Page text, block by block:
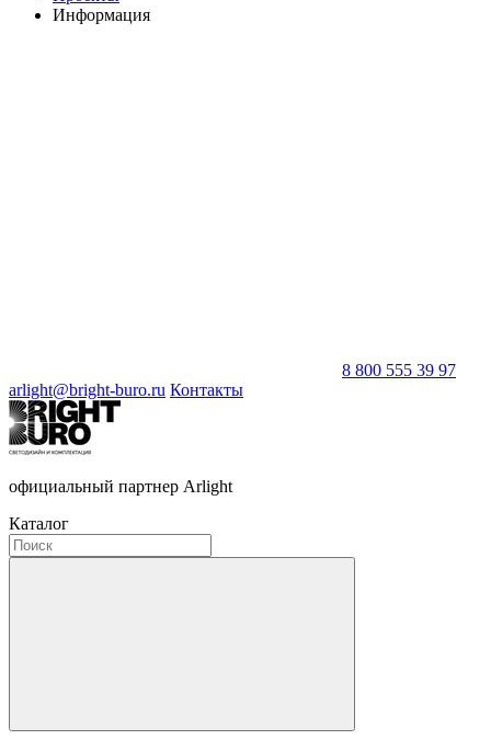
Информация
8 800 555 39 97
arlight@bright-buro.ru Контакты
официальный партнер Arlight
Каталог